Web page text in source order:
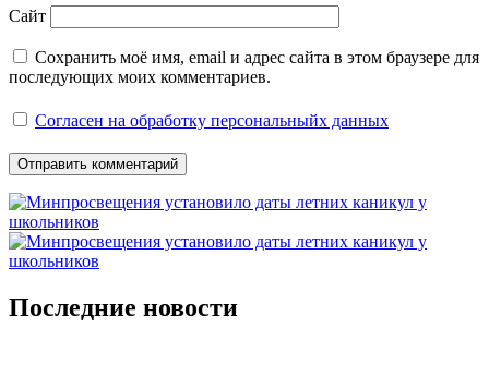
Сайт
Сохранить моё имя, email и адрес сайта в этом браузере для
последующих моих комментариев.
Согласен на обработку персональныйх данных
Последние новости